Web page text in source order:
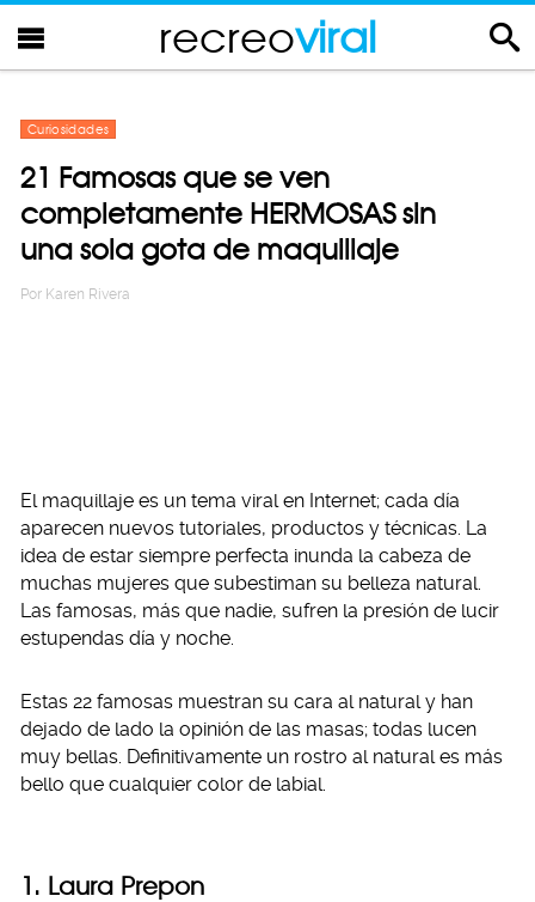
recreoviral
Curiosidades
21 Famosas que se ven
completamente HERMOSAS sin
una sola gota de maquillaje
Por Karen Rivera
El maquillaje es un tema viral en Internet; cada día
aparecen nuevos tutoriales, productos y técnicas. La
idea de estar siempre perfecta inunda la cabeza de
muchas mujeres que subestiman su belleza natural.
Las famosas, más que nadie, sufren la presión de lucir
estupendas día y noche.
Estas 22 famosas muestran su cara al natural y han
dejado de lado la opinión de las masas; todas lucen
muy bellas. Definitivamente un rostro al natural es más
bello que cualquier color de labial.
1. Laura Prepon